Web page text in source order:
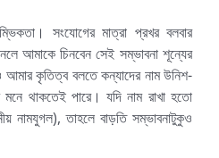
সংযোগের মাত্রা প্রখর বলবার
আমাকে চিনবেন সেই সম্ভাবনা শূন্যের
আমার কৃতিত্ব বলতে কন্যাদের নাম উনিশ-
থাকতেই পারে। যদি নাম রাখা হতো
নামযুগল), তাহলে বাড়তি সম্ভাবনাটুকুও